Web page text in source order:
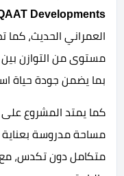
Developments
العمراني الحديث،
مستوى من التوازن بين
بما يضمن جودة حياة
كما يمتد المشروع على
مساحة مدروسة
متكامل دون تكدس،